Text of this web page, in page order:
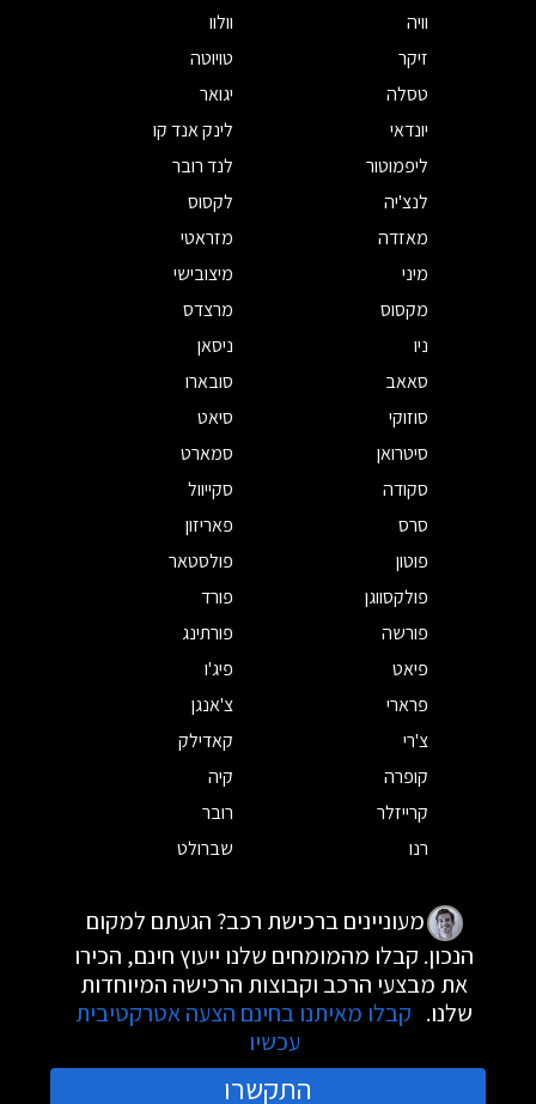
וויה
וולוו
זיקר
טויוטה
טסלה
יגואר
יונדאי
לינק אנד קו
ליפמוטור
לנד רובר
לנצ'יה
לקסוס
מאזדה
מזראטי
מיני
מיצובישי
מקסוס
מרצדס
ניו
ניסאן
סאאב
סובארו
סוזוקי
סיאט
סיטרואן
סמארט
סקודה
סקייוול
סרס
פאריזון
פוטון
פולסטאר
פולקסווגן
פורד
פורשה
פורתינג
פיאט
פיג'ו
פרארי
צ'אנגן
צ'רי
קאדילק
קופרה
קיה
קרייזלר
רובר
רנו
שברולט
מעוניינים ברכישת רכב? הגעתם למקום
הנכון. קבלו מהמומחים שלנו ייעוץ חינם, הכירו
את מבצעי הרכב וקבוצות הרכישה המיוחדות
שלנו. קבלו מאיתנו בחינם הצעה אטרקטיבית
עכשיו
התקשרו